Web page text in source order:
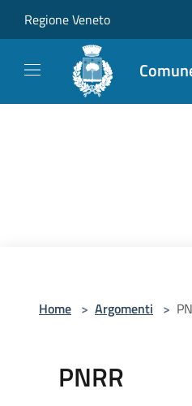
Regione Veneto
Home > Argomenti >
PNRR